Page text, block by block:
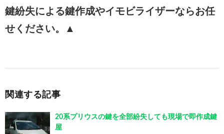
鍵紛失による鍵作成やイモビライザーならお任
せください。▲
関連する記事
20系プリウスの鍵を全部紛失しても現場で即作成鍵
屋